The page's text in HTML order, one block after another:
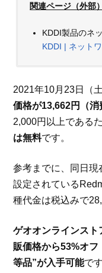
関連ページ（外部）
KDDI製品のネ
KDDI | ネット
2021年10月23日（
価格が13,662円（消
2,000円以上であるた
は無料です。
参考までに、同日
設定されている
種代金は税込みで
ゲオオンラインス
販価格から53%オフ
等品”が入手可能です